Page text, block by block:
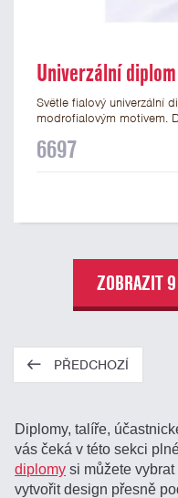
Univerzální
Světle fialový univerzální
modrofialovým motivem.
ve formátu A4 a A5.
6697
ZOBRAZIT
PŘEDCHOZÍ
Diplomy, talíře,
vás čeká v této sekci
diplomy si můžete
vytvořit design přesně